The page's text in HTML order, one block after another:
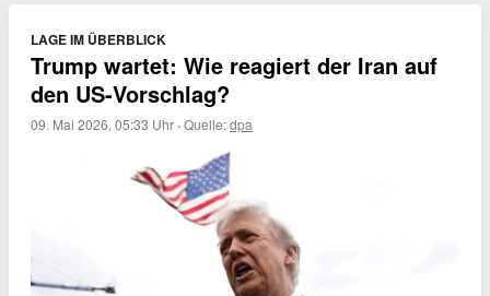
LAGE IM ÜBERBLICK
Trump wartet: Wie reagiert der Iran auf
den US-Vorschlag?
09. Mai 2026, 05:33 Uhr ·Quelle:dpa